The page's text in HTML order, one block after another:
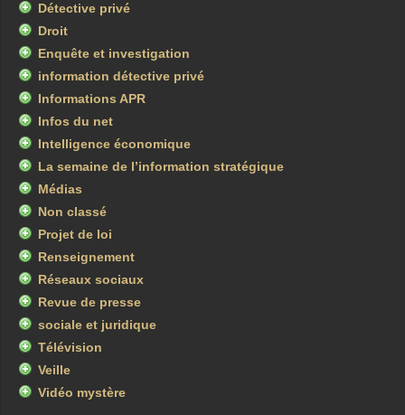
Détective privé
Droit
Enquête et investigation
information détective privé
Informations APR
Infos du net
Intelligence économique
La semaine de l’information stratégique
Médias
Non classé
Projet de loi
Renseignement
Réseaux sociaux
Revue de presse
sociale et juridique
Télévision
Veille
Vidéo mystère